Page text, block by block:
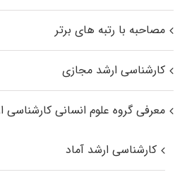
مصاحبه با رتبه های برتر
کارشناسی ارشد مجازی
معرفی گروه علوم انسانی کارشناسی
کارشناسی ارشد آماد